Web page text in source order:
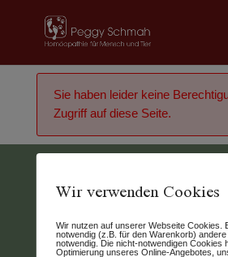
Sie haben leider keine
Zugriff auf diese Seite.
Vertrag
© 2026 - Peggy Schmah
Wir verwenden Cookies
Wir nutzen auf unserer Webseite Cookies.
notwendig (z.B. für den Warenkorb)
notwendig. Die nicht-notwendigen Cookies
Optimierung unseres Online-Angebotes,